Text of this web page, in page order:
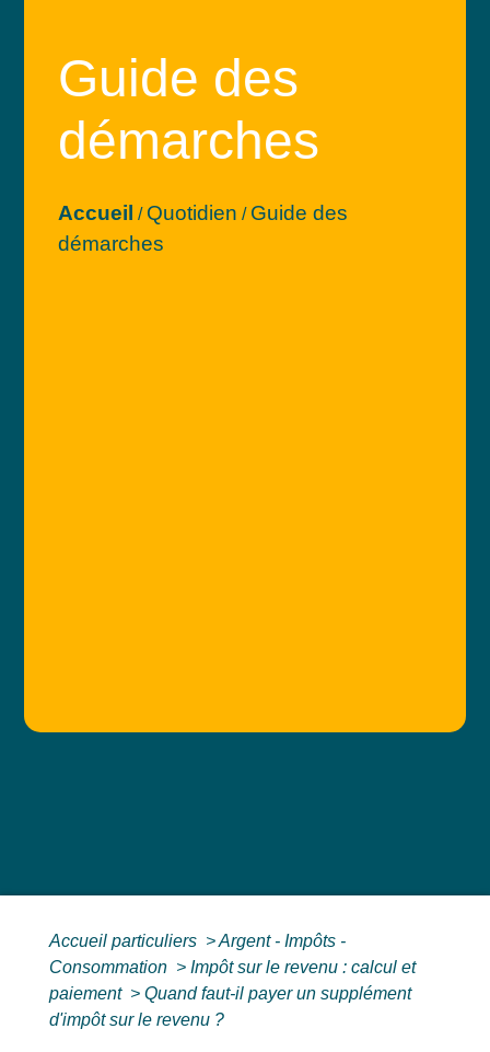
Guide des
démarches
Accueil / Quotidien / Guide des
démarches
Accueil particuliers >Argent - Impôts -
Consommation > Impôt sur le revenu : calcul et
paiement > Quand faut-il payer un supplément
d'impôt sur le revenu ?